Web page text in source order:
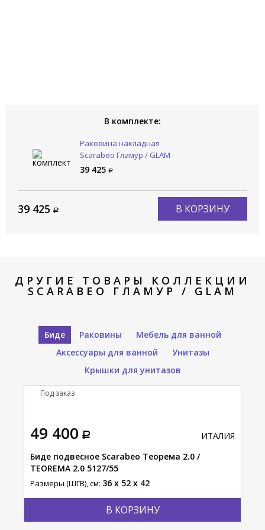
В комплекте:
Раковина накладная
Scarabeo Гламур / GLAM
1807/53
39 425
39 425 В КОРЗИНУ
ДРУГИЕ ТОВАРЫ КОЛЛЕКЦИИ
SCARABEO ГЛАМУР / GLAM
Биде Раковины
Мебель для ванной
Аксессуары для ванной
Унитазы
Крышки для унитазов
49 400
В КОРЗИНУ
ИТАЛИЯ
Биде подвесное Scarabeo Теорема 2.0 /
TEOREMA 2.0 5127/55
Размеры (ШГВ), см: 36 x 52 x 42
Под заказ